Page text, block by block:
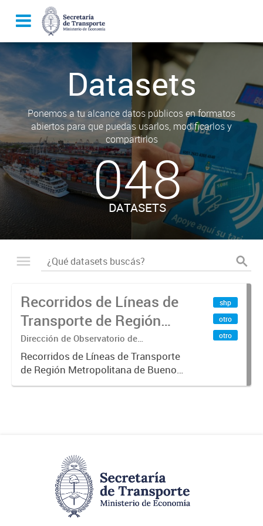
Datasets
Ponemos a tu alcance datos públicos en formatos
abiertos para que puedas usarlos, modificarlos y
compartirlos
048
DATASETS
Recorridos de Líneas de
Transporte de Región
Metropolitana de
Buenos Aires (RMBA)
Dirección de Observatorio de
Transporte, Estudio y Sistemas
Recorridos de Líneas de Transporte
de Región Metropolitana de Buenos
Aires (RMBA).-
shp
otro
otro